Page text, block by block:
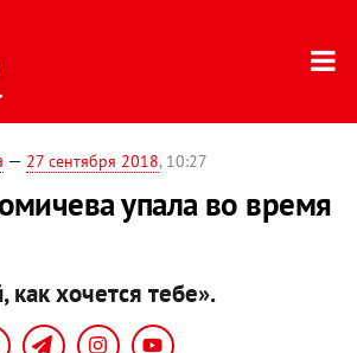
— 27 сентября 2018, 10:27
упала во время
как хочется тебе».